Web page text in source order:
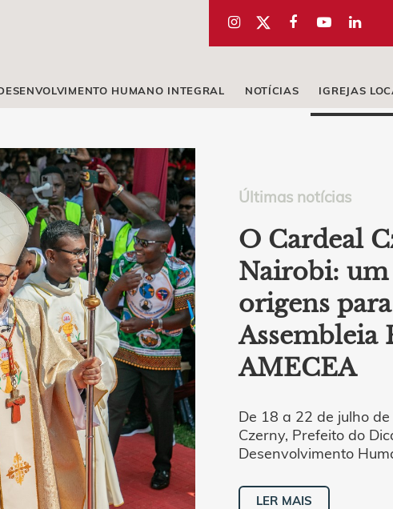
HUMANO INTEGRAL NOTÍCIAS IGREJAS
Últimas notícias
O Cardeal
Nairobi:
origens para
Assembleia
AMECEA
De 18 a 22 de julho
Czerny, Prefeito do
Desenvolvimento
LER MAIS